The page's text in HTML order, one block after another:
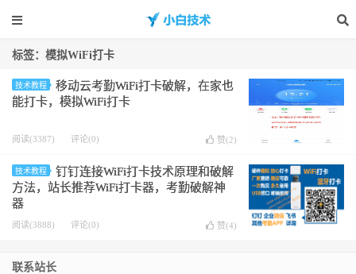
标签：模拟WiFi打卡
技术教程
移动云考勤WiFi打卡破解，在家也
能打卡，模拟WiFi打卡
阅读(3387) 评论(0) 赞(2)
技术教程
钉钉连接WiFi打卡技术原理和破解
方法，站长推荐WiFi打卡器，考勤破解神
器
阅读(3888) 评论(0) 赞(4)
联系站长